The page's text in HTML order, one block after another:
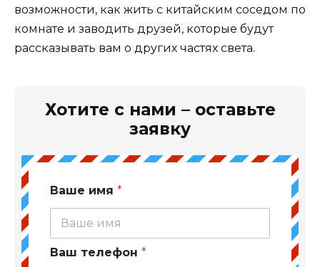
возможности, как жить с китайским соседом по
комнате и заводить друзей, которые будут
рассказывать вам о других частях света.
Хотите с нами – оставьте
заявку
Ваше имя *
Ваш телефон *